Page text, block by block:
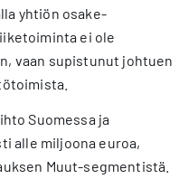
yhtiön osake-
ei ole
vaan supistunut johtuen
Suomessa ja
alle miljoona euroa,
Muut-segmentistä.